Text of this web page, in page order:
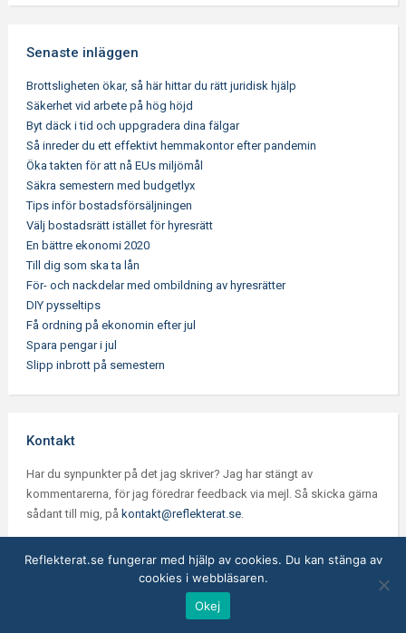
Senaste inläggen
Brottsligheten ökar, så här hittar du rätt juridisk hjälp
Säkerhet vid arbete på hög höjd
Byt däck i tid och uppgradera dina fälgar
Så inreder du ett effektivt hemmakontor efter pandemin
Öka takten för att nå EUs miljömål
Säkra semestern med budgetlyx
Tips inför bostadsförsäljningen
Välj bostadsrätt istället för hyresrätt
En bättre ekonomi 2020
Till dig som ska ta lån
För- och nackdelar med ombildning av hyresrätter
DIY pysseltips
Få ordning på ekonomin efter jul
Spara pengar i jul
Slipp inbrott på semestern
Kontakt
Har du synpunkter på det jag skriver? Jag har stängt av
kommentarerna, för jag föredrar feedback via mejl. Så skicka gärna
sådant till mig, på kontakt@reflekterat.se.
Reflekterat.se fungerar med hjälp av cookies. Du kan stänga av
cookies i webbläsaren.
Okej